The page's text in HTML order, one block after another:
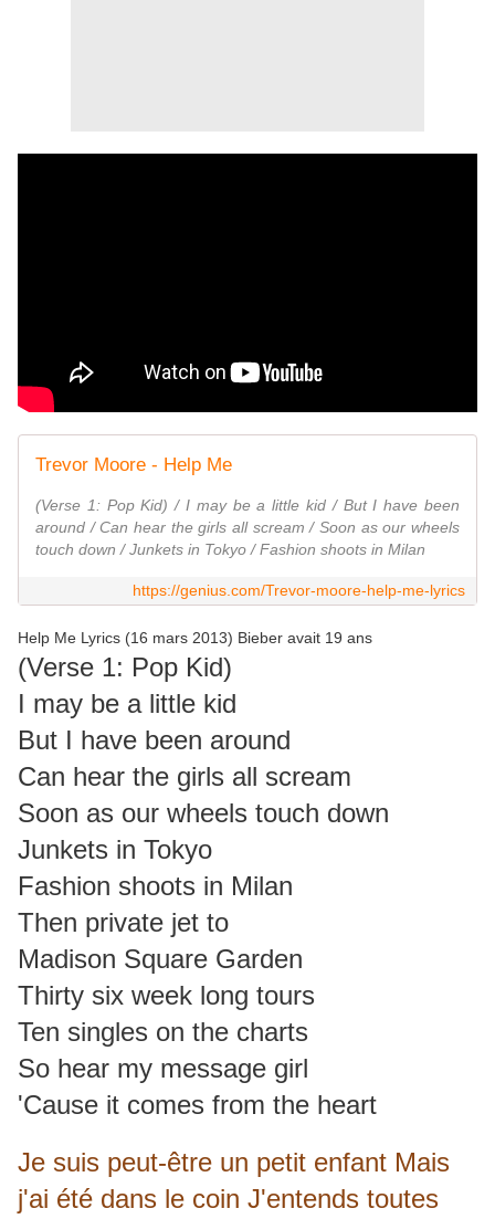
Trevor Moore - Help Me
(Verse 1: Pop Kid) / I may be a little kid / But I have been
around / Can hear the girls all scream / Soon as our wheels
touch down / Junkets in Tokyo / Fashion shoots in Milan
https://genius.com/Trevor-moore-help-me-lyrics
Help Me Lyrics (16 mars 2013) Bieber avait 19 ans
(Verse 1: Pop Kid)
I may be a little kid
But I have been around
Can hear the girls all scream
Soon as our wheels touch down
Junkets in Tokyo
Fashion shoots in Milan
Then private jet to
Madison Square Garden
Thirty six week long tours
Ten singles on the charts
So hear my message girl
'Cause it comes from the heart
Je suis peut-être un petit enfant Mais
j'ai été dans le coin J'entends toutes